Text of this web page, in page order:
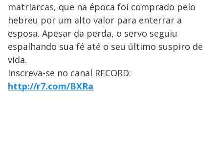
matriarcas, que na época foi comprado pelo
hebreu por um alto valor para enterrar a
esposa. Apesar da perda, o servo seguiu
espalhando sua fé até o seu último suspiro de
vida.
Inscreva-se no canal RECORD:
http://r7.com/BXRa